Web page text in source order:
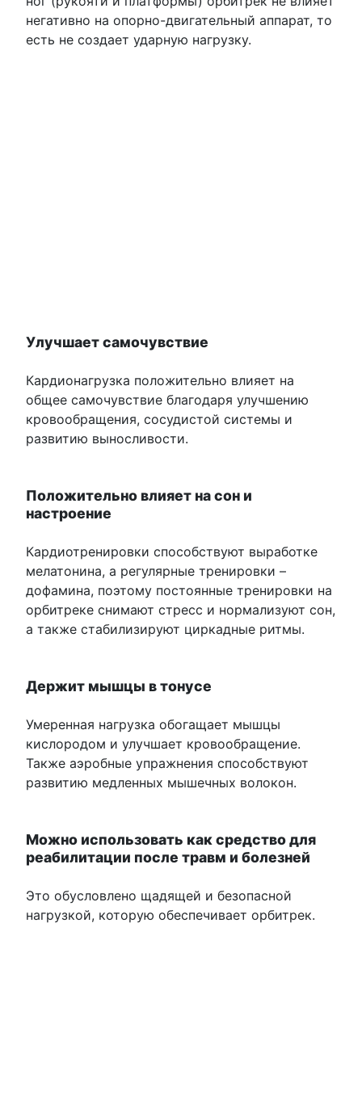
негативно на опорно-двигательный аппарат, то
есть не создает ударную нагрузку.
Улучшает самочувствие
Кардионагрузка положительно влияет на
общее самочувствие благодаря улучшению
кровообращения, сосудистой системы и
развитию выносливости.
Положительно влияет на сон и
настроение
Кардиотренировки способствуют выработке
мелатонина, а регулярные тренировки –
дофамина, поэтому постоянные тренировки на
орбитреке снимают стресс и нормализуют сон,
а также стабилизируют циркадные ритмы.
Держит мышцы в тонусе
Умеренная нагрузка обогащает мышцы
кислородом и улучшает кровообращение.
Также аэробные упражнения способствуют
развитию медленных мышечных волокон.
Можно использовать как средство для
реабилитации после травм и болезней
Это обусловлено щадящей и безопасной
нагрузкой, которую обеспечивает орбитрек.